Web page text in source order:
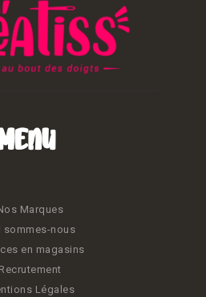
Marques
sommes-nous
en magasins
Recrutement
Légales